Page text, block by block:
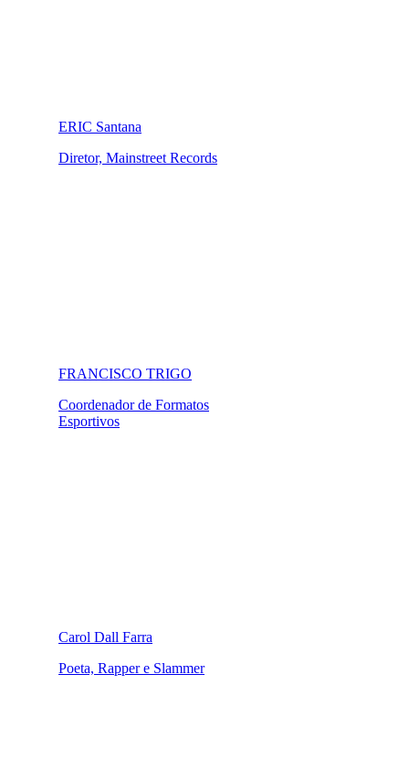
ERIC Santana
Diretor, Mainstreet Records
FRANCISCO TRIGO
Coordenador de Formatos
Esportivos
Carol Dall Farra
Poeta, Rapper e Slammer